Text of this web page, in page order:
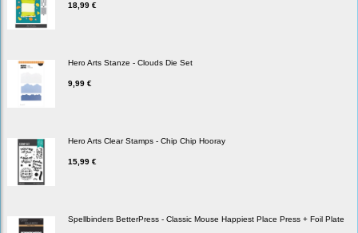
18,99 €
Hero Arts Stanze - Clouds Die Set
9,99 €
Hero Arts Clear Stamps - Chip Chip Hooray
15,99 €
Spellbinders BetterPress - Classic Mouse Happiest Place Press + Foil Plate